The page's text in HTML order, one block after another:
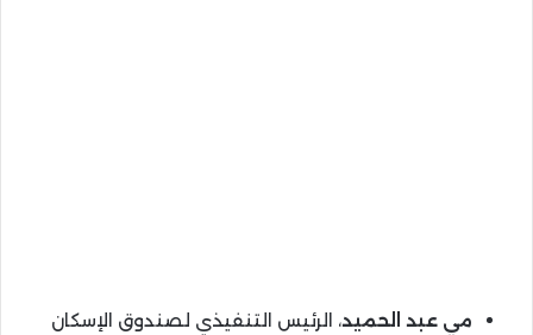
مي عبد الحميد، الرئيس التنفيذي لصندوق الإسكان